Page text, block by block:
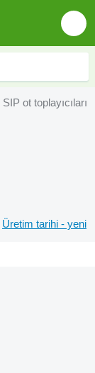
SIP ot toplayıcıları
Üretim tarihi - yeni